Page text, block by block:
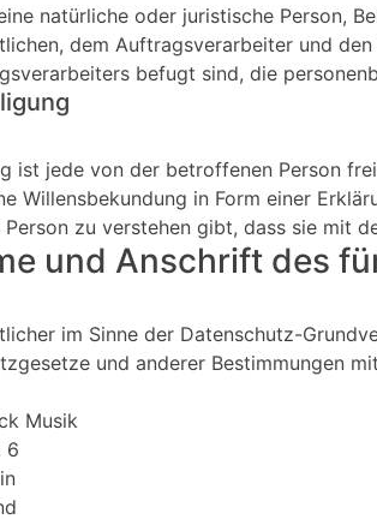
natürliche oder juristische Person,
dem Auftragsverarbeiter und
befugt sind, die
ist jede von der betroffenen Person
Willensbekundung in Form einer
zu verstehen gibt, dass sie mit
und Anschrift des
im Sinne der Datenschutz-
und anderer Bestimmungen
Musik
6